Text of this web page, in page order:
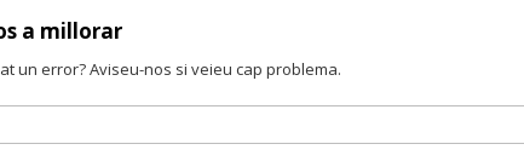
a millorar
un error? Aviseu-nos si veieu cap problema.